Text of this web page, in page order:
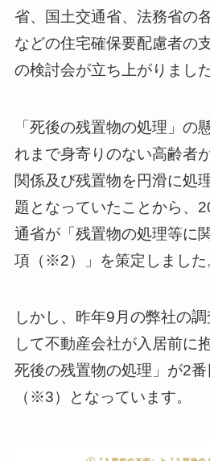
省、国土交通省、法務省の
などの住宅確保要配慮者の
の検討会が立ち上がりました
「死後の残置物の処理」の
れまで身寄りのない高齢者
関係及び残置物を円滑に処
題となっていたことから、
通省が「残置物の処理等に
項（※2）」を策定しました
しかし、昨年9月の弊社の
して不動産会社が入居前に
死後の残置物の処理」が2
（※3）となっています。